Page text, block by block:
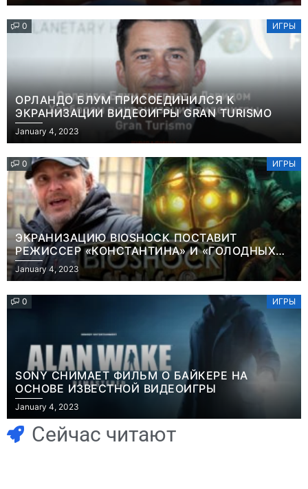
0 ИГРЫ
ОРЛАНДО БЛУМ ПРИСОЕДИНИЛСЯ К
ЭКРАНИЗАЦИИ ВИДЕОИГРЫ GRAN TURISMO
January 4, 2023
0 ИГРЫ
ЭКРАНИЗАЦИЮ BIOSHOCK ПОСТАВИТ
РЕЖИССЕР «КОНСТАНТИНА» И «ГОЛОДНЫХ
ИГР»
January 4, 2023
0 ИГРЫ
SONY СНИМАЕТ ФИЛЬМ О БАЙКЕРЕ НА
ОСНОВЕ ИЗВЕСТНОЙ ВИДЕОИГРЫ
January 4, 2023
Сейчас читают
Игры
В Rust теперь
Игры
Часть геймеров
считает, что мы